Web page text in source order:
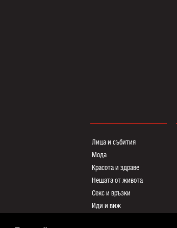
Лица и събития
Мода
Красота и здраве
Нещата от живота
Секс и връзки
Иди и виж